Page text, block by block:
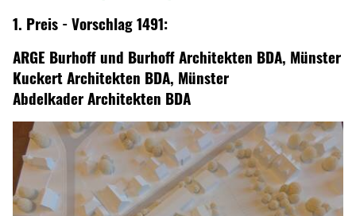
1. Preis - Vorschlag 1491:
ARGE Burhoff und Burhoff Architekten BDA, Münster
Kuckert Architekten BDA, Münster
Abdelkader Architekten BDA